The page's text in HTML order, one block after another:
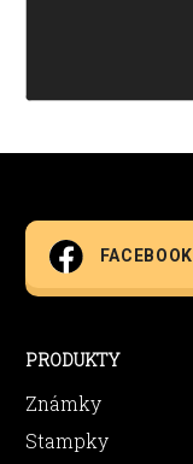
FACEBOOK
PRODUKTY
Známky
Stampky